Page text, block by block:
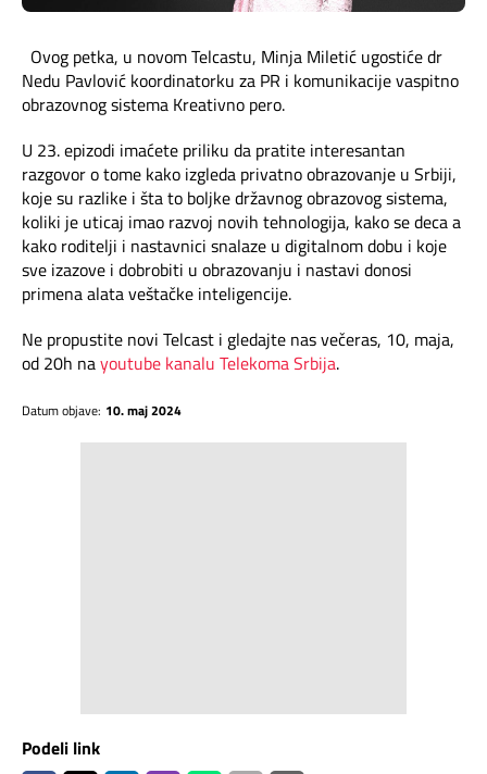
Pokrivenost mreže
Mapa brzina
eRačun
Prilagođeno tebi
Putuj pametnije
Ovog petka, u novom Telcastu, Minja Miletić ugostiće dr
Nedu Pavlović koordinatorku za PR i komunikacije vaspitno
obrazovnog sistema Kreativno pero.
U 23. epizodi imaćete priliku da pratite interesantan
razgovor o tome kako izgleda privatno obrazovanje u Srbiji,
koje su razlike i šta to boljke državnog obrazovog sistema,
koliki je uticaj imao razvoj novih tehnologija, kako se deca a
kako roditelji i nastavnici snalaze u digitalnom dobu i koje
sve izazove i dobrobiti u obrazovanju i nastavi donosi
primena alata veštačke inteligencije.
Ne propustite novi Telcast i gledajte nas večeras, 10, maja,
od 20h nayoutube kanalu Telekoma Srbija.
Datum objave: 10. maj 2024
Podeli link